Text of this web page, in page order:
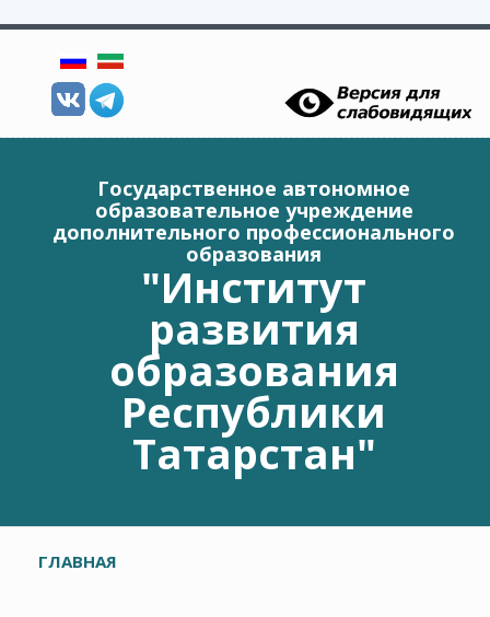
Государственное автономное
образовательное учреждение
дополнительного профессионального
образования
"Институт
развития
образования
Республики
Татарстан"
Главное меню
ГЛАВНАЯ